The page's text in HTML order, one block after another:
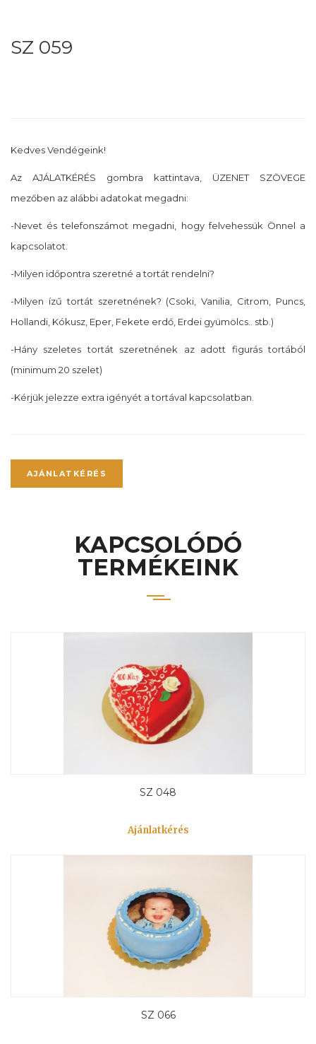
SZ 059
Kedves Vendégeink!
Az AJÁLATKÉRÉS gombra kattintava, ÜZENET SZÖVEGE
mezőben az alábbi adatokat megadni:
-Nevet és telefonszámot megadni, hogy felvehessük Önnel a
kapcsolatot.
-Milyen időpontra szeretné a tortát rendelni?
-Milyen ízű tortát szeretnének? (Csoki, Vanilia, Citrom, Puncs,
Hollandi, Kókusz, Eper, Fekete erdő, Erdei gyümölcs.. stb.)
-Hány szeletes tortát szeretnének az adott figurás tortából
(minimum 20 szelet)
-Kérjük jelezze extra igényét a tortával kapcsolatban.
AJÁNLATKÉRÉS
KAPCSOLÓDÓ
TERMÉKEINK
SZ 048
Ajánlatkérés
SZ 066